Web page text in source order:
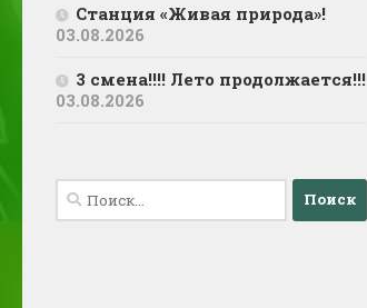
Станция «Живая природа»!
03.08.2026
3 смена!!!! Лето продолжается!!!
03.08.2026
Найти: